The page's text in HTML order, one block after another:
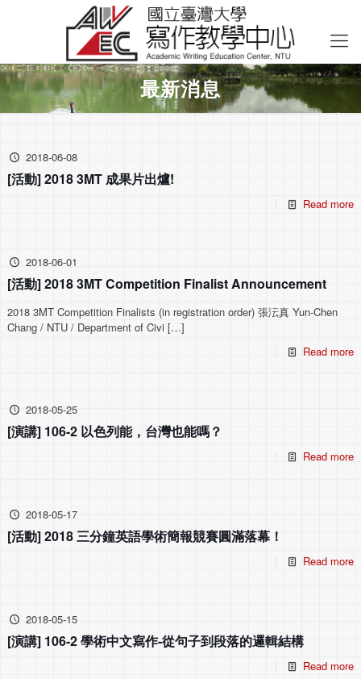
最新消息
2018-06-08
[活動] 2018 3MT 成果片出爐!
Read more
2018-06-01
[活動] 2018 3MT Competition Finalist Announcement
2018 3MT Competition Finalists (in registration order) 張沄真 Yun-Chen
Chang / NTU / Department of Civi […]
Read more
2018-05-25
[演講] 106-2 以色列能，台灣也能嗎？
Read more
2018-05-17
[活動] 2018 三分鐘英語學術簡報競賽圓滿落幕！
Read more
2018-05-15
[演講] 106-2 學術中文寫作-從句子到段落的邏輯結構
Read more